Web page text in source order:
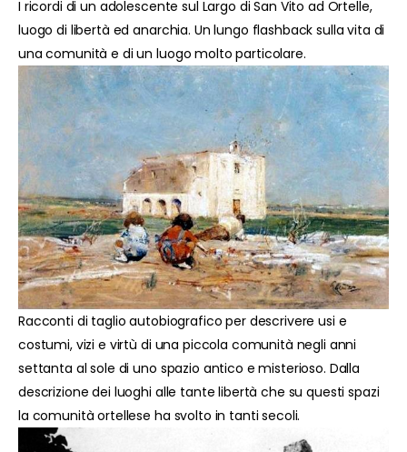
I ricordi di un adolescente sul Largo di San Vito ad Ortelle,
luogo di libertà ed anarchia. Un lungo flashback sulla vita di
una comunità e di un luogo molto particolare.
Racconti di taglio autobiografico per descrivere usi e
costumi, vizi e virtù di una piccola comunità negli anni
settanta al sole di uno spazio antico e misterioso. Dalla
descrizione dei luoghi alle tante libertà che su questi spazi
la comunità ortellese ha svolto in tanti secoli.